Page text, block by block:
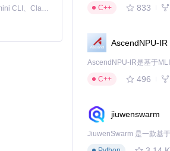
免费、本地、开源的 24/7 全天候 Cowork 应用，以及适用于 Gemini CLI、Claude Code、Codex、OpenCode、Qwen Code、Goose CLI、Auggie 等的 OpenClaw | 🌟 喜欢就点star吧
C++
833
AscendNPU-IR
C++
496
jiuwenswarm